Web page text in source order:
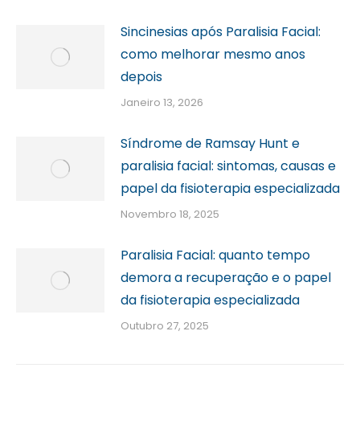
Sincinesias após Paralisia Facial:
como melhorar mesmo anos
depois
Janeiro 13, 2026
Síndrome de Ramsay Hunt e
paralisia facial: sintomas, causas e
papel da fisioterapia especializada
Novembro 18, 2025
Paralisia Facial: quanto tempo
demora a recuperação e o papel
da fisioterapia especializada
Outubro 27, 2025